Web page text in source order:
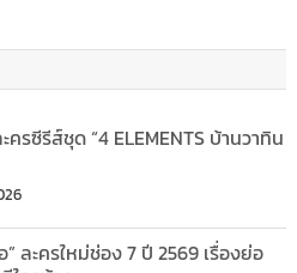
ครซีรีส์ชุด “4 ELEMENTS บ้านวาทิน
ละครใหม่ช่อง 7 ปี 2569 เรื่องย่อ